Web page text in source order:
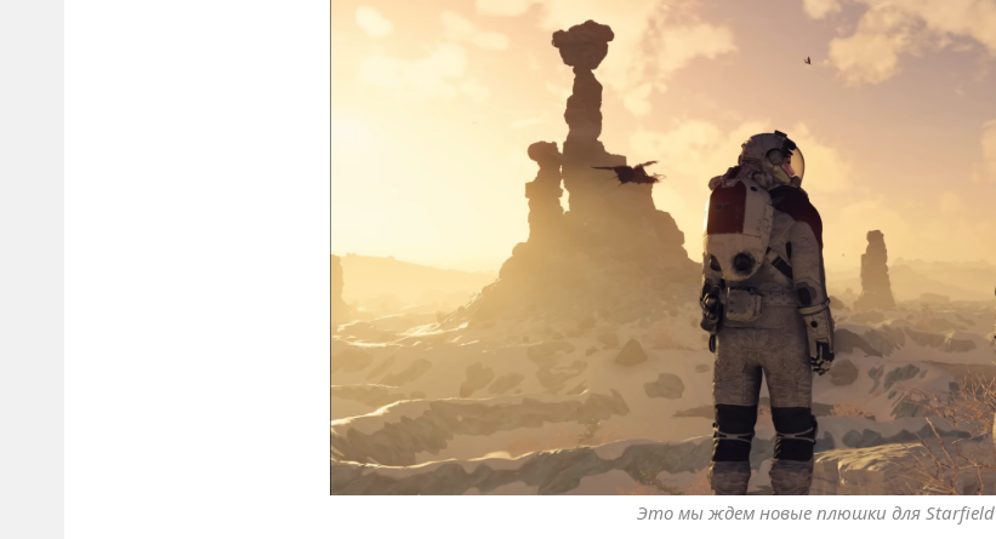
Это мы ждем новые плюшки для Starfield